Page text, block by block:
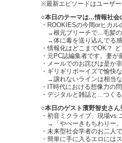
※最新エピソードはユーザ
○本日のテーマは...情報社
・ROOKIESの今岡orヒカ
→根元ブリーチで...毛髪の
→体に毒を送り込んでる
・情報化はどこまでOK？
・元PC誌編集者です。妻
・メールでのお詫びは是か
・ギリギリボーイズで愉快
→譲れないラインは相当
・IT時代における想像力の
・デジタルと雑誌と...つく
○本日のゲスト濱野智史さん
・初音ミクライブ、現場
→「やべーきもちわりー
・未来型社会学者のお二人
・簡単に手に入るエロには